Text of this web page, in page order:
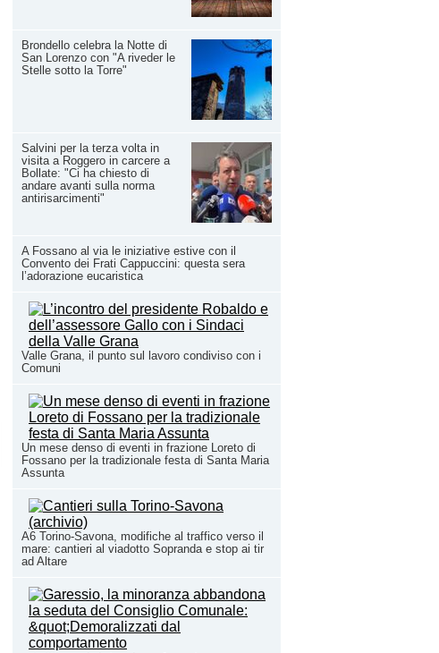
Brondello celebra la Notte di
San Lorenzo con "A riveder le
Stelle sotto la Torre"
Salvini per la terza volta in
visita a Roggero in carcere a
Bollate: "Ci ha chiesto di
andare avanti sulla norma
antirisarcimenti"
A Fossano al via le iniziative estive con il
Convento dei Frati Cappuccini: questa sera
l’adorazione eucaristica
Valle Grana, il punto sul lavoro condiviso con i
Comuni
Un mese denso di eventi in frazione Loreto di
Fossano per la tradizionale festa di Santa Maria
Assunta
A6 Torino-Savona, modifiche al traffico verso il
mare: cantieri al viadotto Sopranda e stop ai tir
ad Altare